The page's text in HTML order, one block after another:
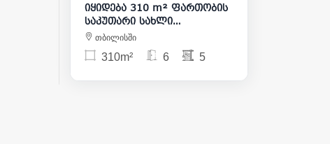
იყიდება 310 m² ფართობის
საკუთარი სახლი
საბურთალოზე
თბილისში
310m² 6 5